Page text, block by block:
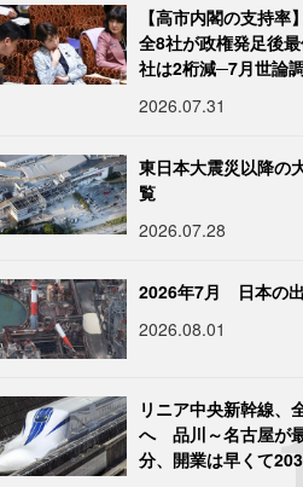
【高市内閣の支持率
全8社が政権発足後
社は2桁減─7月世論
2026.07.31
東日本大震災以降の
覧
2026.07.28
2026年7月 日本の
2026.08.01
リニア中央新幹線、
へ 品川～名古屋が
分、開業は早くて